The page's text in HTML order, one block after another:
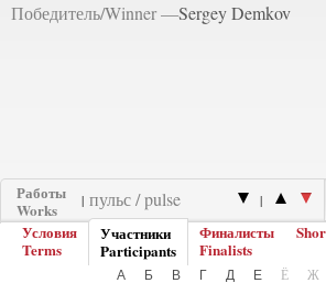
Победитель/Winner —Sergey Demkov
Работы
Works
| |
Условия
Terms
Участники
Participants
Финалисты
Finalists
А Б В Г Д Е Ё